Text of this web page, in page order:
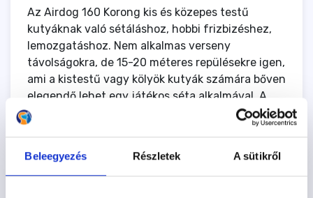
Beleegyezés Részletek A sütikről
Az Airdog 160 Korong kis és közepes testű
kutyáknak való sétáláshoz, hobbi frizbizéshez,
lemozgatáshoz. Nem alkalmas verseny
távolságokra, de 15-20 méteres repülésekre igen,
ami a kistestű vagy kölyök kutyák számára bőven
elegendő lehet egy játékos séta alkalmával. A
korong nagyon könnyű műanyagból készült,
mindössze 40 gramm, nem ajánljuk rágós vagy
Nézd meg a többi játékunkat is, hátha